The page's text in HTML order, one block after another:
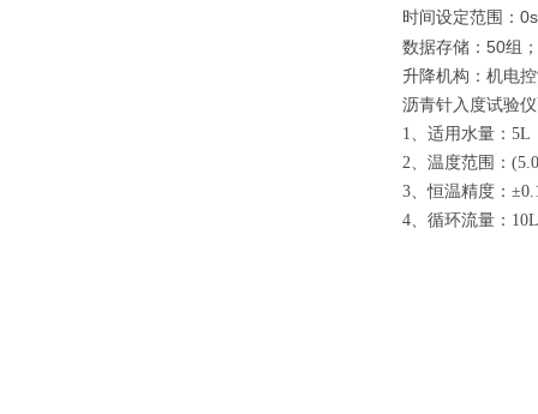
时间设定范围： 0s
数据存储： 50组；
升降机构：机电
沥青针入度试验
1、适用水量： 5L
2、温度范围： (5.0
3、恒温精度：±
4、循环流量：